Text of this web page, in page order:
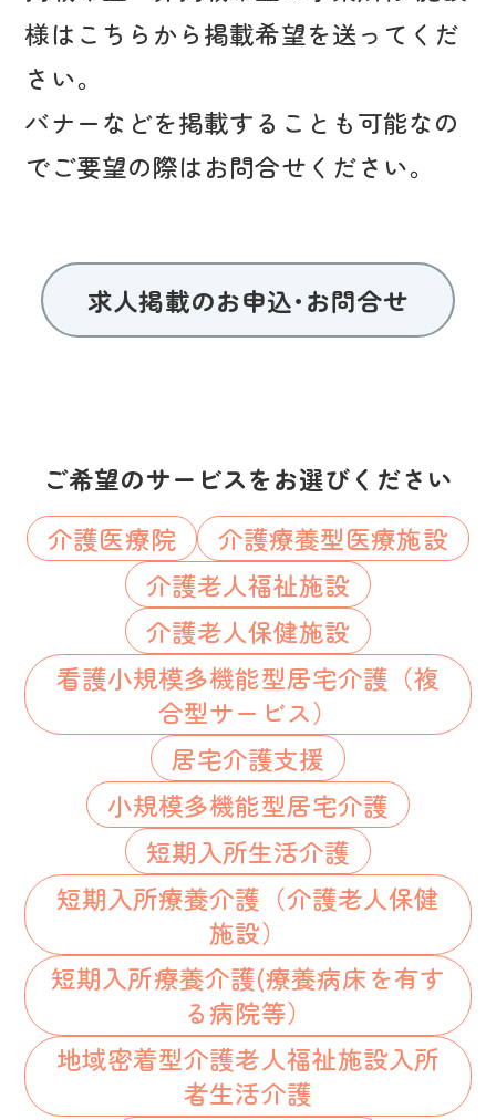
様はこちらから掲載希望を送ってくだ
さい。
バナーなどを掲載することも可能なの
でご要望の際はお問合せください。
求人掲載のお申込･お問合せ
ご希望のサービスをお選びください
介護医療院
介護療養型医療施設
介護老人福祉施設
介護老人保健施設
看護小規模多機能型居宅介護（複
合型サービス）
居宅介護支援
小規模多機能型居宅介護
短期入所生活介護
短期入所療養介護（介護老人保健
施設）
短期入所療養介護(療養病床を有す
る病院等）
地域密着型介護老人福祉施設入所
者生活介護